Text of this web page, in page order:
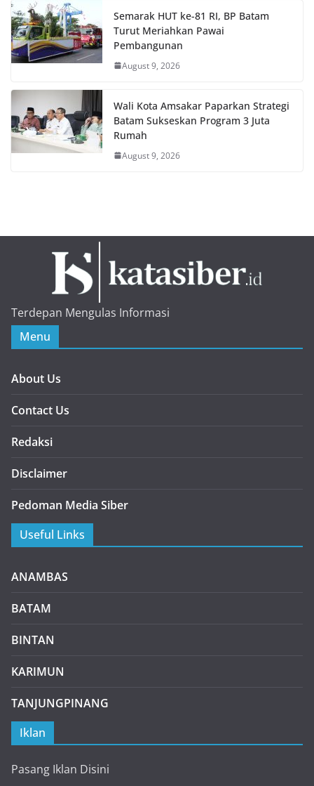
Semarak HUT ke-81 RI, BP Batam
Turut Meriahkan Pawai
Pembangunan
August 9, 2026
Wali Kota Amsakar Paparkan Strategi
Batam Sukseskan Program 3 Juta
Rumah
August 9, 2026
Terdepan Mengulas Informasi
Menu
About Us
Contact Us
Redaksi
Disclaimer
Pedoman Media Siber
Useful Links
ANAMBAS
BATAM
BINTAN
KARIMUN
TANJUNGPINANG
Iklan
Pasang Iklan Disini